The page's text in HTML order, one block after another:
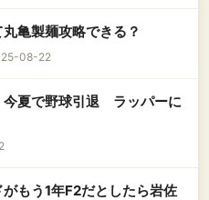
亀製麺攻略できる？
08-22
今夏で野球引退 ラッパーに
もう1年F2だとしたら岩佐